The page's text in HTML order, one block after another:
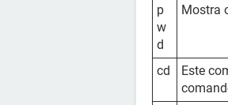
p
w
d
Mostra
cd
Este